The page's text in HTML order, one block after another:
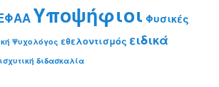
Υποψήφιοι Φυσικές
Ψυχολόγος εθελοντισμός ειδικά
διδασκαλία